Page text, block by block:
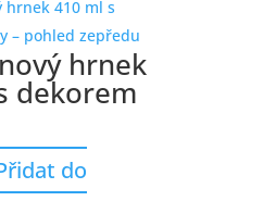
hrnek
dekorem
do